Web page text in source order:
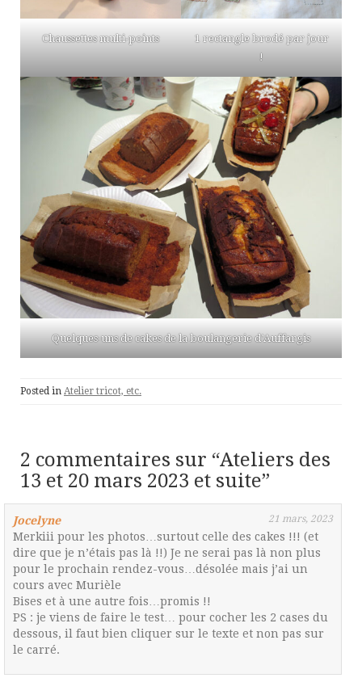
Chaussettes multi-points
1 rectangle brodé par jour
!
Quelques-uns de cakes de la boulangerie d’Auffargis
Posted in Atelier tricot, etc.
2 commentaires sur “Ateliers des
13 et 20 mars 2023 et suite”
Jocelyne 21 mars, 2023
Merkiii pour les photos…surtout celle des cakes !!! (et
dire que je n’étais pas là !!) Je ne serai pas là non plus
pour le prochain rendez-vous…désolée mais j’ai un
cours avec Murièle
Bises et à une autre fois…promis !!
PS : je viens de faire le test… pour cocher les 2 cases du
dessous, il faut bien cliquer sur le texte et non pas sur
le carré.